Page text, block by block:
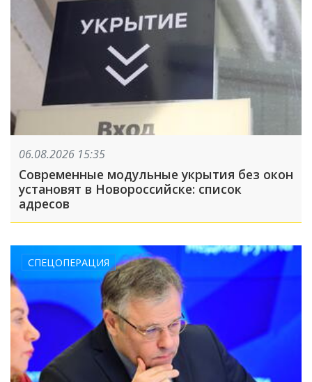
06.08.2026 15:35
Современные модульные укрытия без окон
установят в Новороссийске: список
адресов
СПЕЦОПЕРАЦИЯ